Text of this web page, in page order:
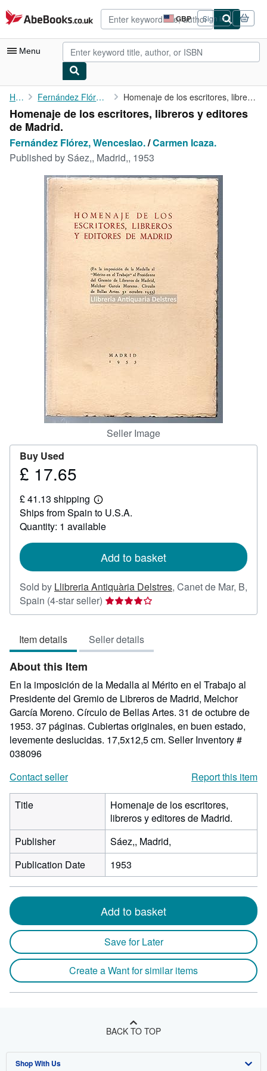
Skip to main content
AbeBooks.co.uk GBP
Site
shopping
preferences
Sign in
Menu
My Account
My Purchases
Advanced Search
Browse Collections
Rare Books
Art & Collectables
Textbooks
CLOSE
Home Fernández Flórez, Wenceslao. Homenaje de los escritores, libreros y editores de Madrid.
Homenaje de los escritores, libreros y editores
de Madrid.
Fernández Flórez, Wenceslao./Carmen Icaza.
Published by Sáez,, Madrid,, 1953
Seller Image
Buy Used
Price
17.65
£ 17.65
£ 41.13 shipping
Learn
more
about
shipping
Ships from Spain to U.S.A.
Quantity: 1 available
Add to basket
Sold by Llibreria Antiquària Delstres, Canet de Mar, B,
Spain (4-star seller) Seller
rating
out
of
stars
Item details Seller details
About this Item
En la imposición de la Medalla al Mérito en el Trabajo al
Presidente del Gremio de Libreros de Madrid, Melchor
García Moreno. Círculo de Bellas Artes. 31 de octubre de
1953. 37 páginas. Cubiertas originales, en buen estado,
levemente deslucidas. 17,5x12,5 cm. Seller Inventory #
038096
Contact seller
Report this item
Title
Homenaje de los escritores,
libreros y editores de Madrid.
Publisher
Sáez,, Madrid,
Publication Date
1953
Add to basket
Save for Later
Create a Want for similar items
BACK TO TOP
Shop With Us